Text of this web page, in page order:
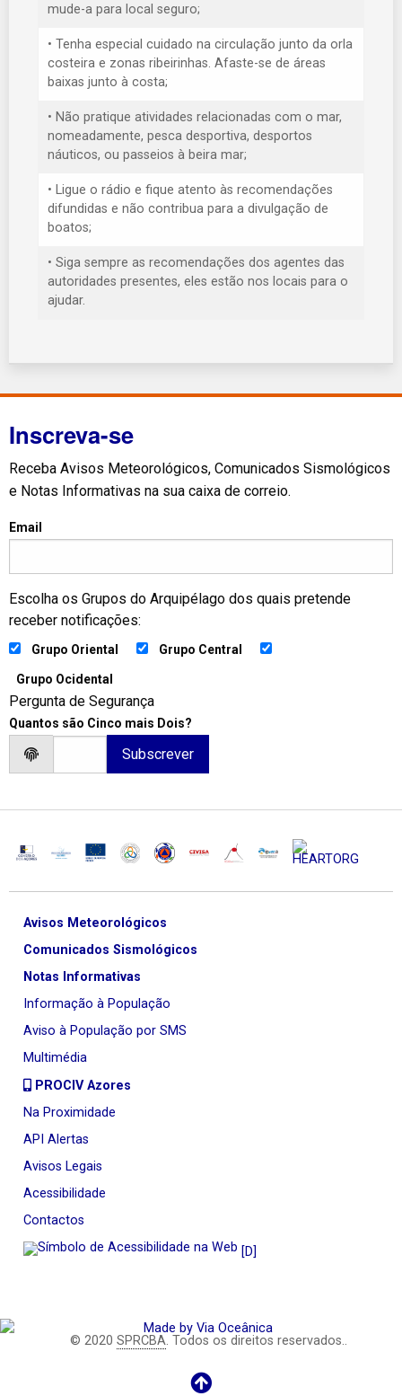
mude-a para local seguro;
• Tenha especial cuidado na circulação junto da orla
costeira e zonas ribeirinhas. Afaste-se de áreas
baixas junto à costa;
• Não pratique atividades relacionadas com o mar,
nomeadamente, pesca desportiva, desportos
náuticos, ou passeios à beira mar;
• Ligue o rádio e fique atento às recomendações
difundidas e não contribua para a divulgação de
boatos;
• Siga sempre as recomendações dos agentes das
autoridades presentes, eles estão nos locais para o
ajudar.
Inscreva-se
Receba Avisos Meteorológicos, Comunicados Sismológicos
e Notas Informativas na sua caixa de correio.
Email
Escolha os Grupos do Arquipélago dos quais pretende
receber notificações:
Grupo Oriental Grupo Central
Grupo Ocidental
Pergunta de Segurança
Quantos são Cinco mais Dois?
Avisos Meteorológicos
Comunicados Sismológicos
Notas Informativas
Informação à População
Aviso à População por SMS
Multimédia
PROCIV Azores
Na Proximidade
API Alertas
Avisos Legais
Acessibilidade
Contactos
[D]
© 2020 SPRCBA. Todos os direitos reservados..